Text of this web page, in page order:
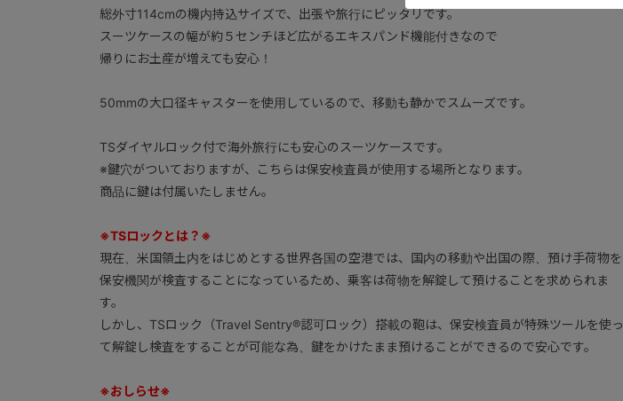
総外寸114cmの機内持込サイズで、出張や旅行にピッタリです。
スーツケースの幅が約５センチほど広がるエキスパンド機能付きなので
帰りにお土産が増えても安心！
50mmの大口径キャスターを使用しているので、移動も静かでスムーズです。
TSダイヤルロック付で海外旅行にも安心のスーツケースです。
※鍵穴がついておりますが、こちらは保安検査員が使用する場所となります。
商品に鍵は付属いたしません。
※TSロックとは？※
現在、米国領土内をはじめとする世界各国の空港では、国内の移動や出国の際、預け手荷物を
保安機関が検査することになっているため、乗客は荷物を解錠して預けることを求められま
す。
しかし、TSロック（Travel Sentry®認可ロック）搭載の鞄は、保安検査員が特殊ツールを使っ
て解錠し検査をすることが可能な為、鍵をかけたまま預けることができるので安心です。
※おしらせ※